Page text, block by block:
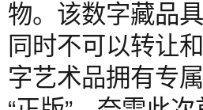
物。该数字藏品
同时不可以转让
字艺术品拥有专